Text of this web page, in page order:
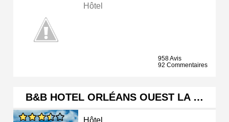
Hôtel
958 Avis
92 Commentaires
B&B HOTEL ORLÉANS OUEST LA …
Hôtel